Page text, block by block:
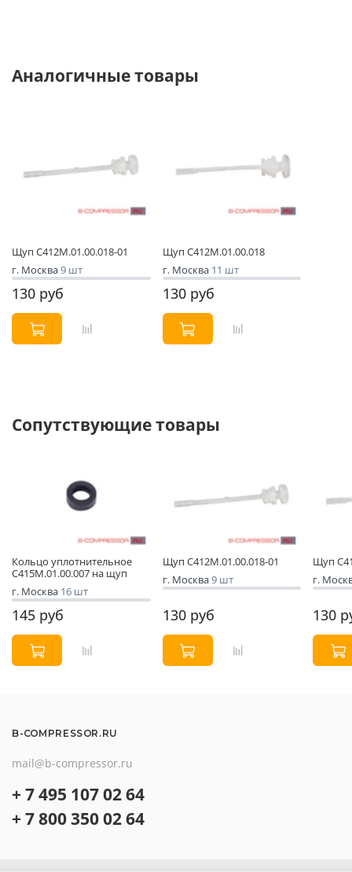
Аналогичные товары
Щуп С412М.01.00.018-01
г. Москва9 шт
130 руб
Щуп С412М.01.00.018
г. Москва 11 шт
130 руб
Сопутствующие товары
Кольцо уплотнительное
С415М.01.00.007 на щуп
г. Москва 16 шт
145 руб
Щуп С412М.01.00.018-01
г. Москва9 шт
130 руб
Щуп
г.
130
B-COMPRESSOR.RU
mail@b-compressor.ru
+ 7 495 107 02 64
+ 7 800 350 02 64